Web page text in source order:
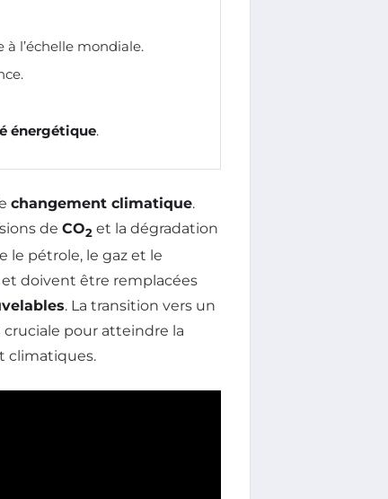
à l’échelle mondiale.
énergétique.
changement climatique.
de CO2 et la dégradation
le pétrole, le gaz et le
et doivent être remplacées
. La transition vers un
pour atteindre la
climatiques.